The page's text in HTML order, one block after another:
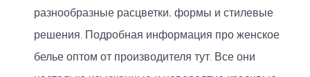
разнообразные расцветки, формы и стилевые
решения. Подробная информация про женское
белье оптом от производителя тут. Все они